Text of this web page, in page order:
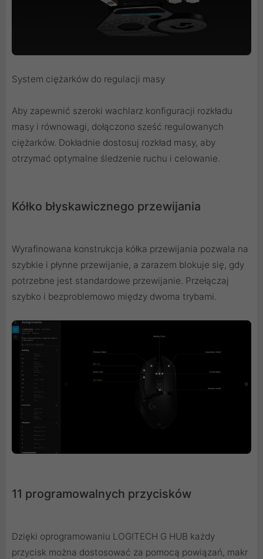
System ciężarków do regulacji masy
Aby zapewnić szeroki wachlarz konfiguracji rozkładu
masy i równowagi, dołączono sześć regulowanych
ciężarków. Dokładnie dostosuj rozkład masy, aby
otrzymać optymalne śledzenie ruchu i celowanie.
Kółko błyskawicznego przewijania
Wyrafinowana konstrukcja kółka przewijania pozwala na
szybkie i płynne przewijanie, a zarazem blokuje się, gdy
potrzebne jest standardowe przewijanie. Przełączaj
szybko i bezproblemowo między dwoma trybami.
11 programowalnych przycisków
Dzięki oprogramowaniu LOGITECH G HUB każdy
przycisk można dostosować za pomocą powiązań, makr